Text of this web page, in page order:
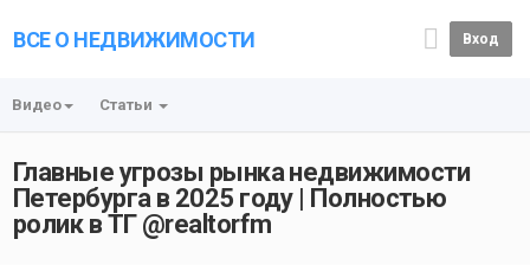
ВСЕ О НЕДВИЖИМОСТИ Вход
Видео Статьи
Главные угрозы рынка недвижимости
Петербурга в 2025 году | Полностью
ролик в ТГ @realtorfm